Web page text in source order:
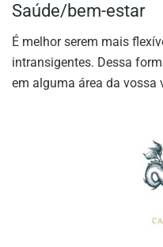
Saúde/bem-estar
É melhor serem mais
intransigentes. Dessa
em alguma área da vossa